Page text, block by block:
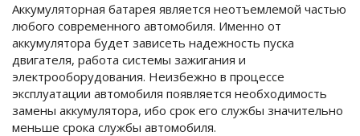
Аккумуляторная батарея является неотъемлемой частью
любого современного автомобиля. Именно от
аккумулятора будет зависеть надежность пуска
двигателя, работа системы зажигания и
электрооборудования. Неизбежно в процессе
эксплуатации автомобиля появляется необходимость
замены аккумулятора, ибо срок его службы значительно
меньше срока службы автомобиля.